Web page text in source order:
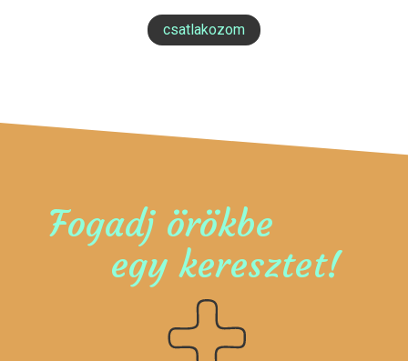
csatlakozom
Fogadj örökbe
egy keresztet!